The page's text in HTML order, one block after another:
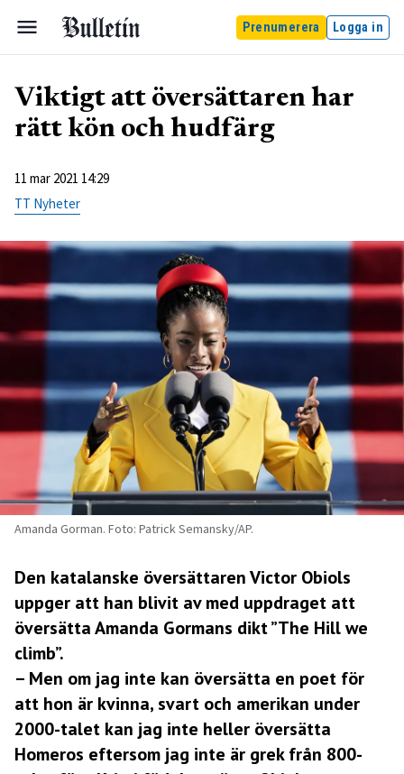
Prenumerera Logga in
Viktigt att översättaren har
rätt kön och hudfärg
11 mar 2021 14:29
TT Nyheter
Amanda Gorman. Foto: Patrick Semansky/AP.
Den katalanske översättaren Victor Obiols
uppger att han blivit av med uppdraget att
översätta Amanda Gormans dikt ”The Hill we
climb”.
– Men om jag inte kan översätta en poet för
att hon är kvinna, svart och amerikan under
2000-talet kan jag inte heller översätta
Homeros eftersom jag inte är grek från 800-